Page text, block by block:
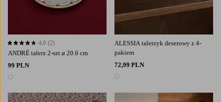
ANDRÉ talerz 2-szt ø 20.6 cm
99 PLN
1 kolor
4,0 opierając się na 2 ocenach
4,0 (2)
ALESSIA talerzyk deserowy z 4-
pakiem
72,99 PLN
1 kolor